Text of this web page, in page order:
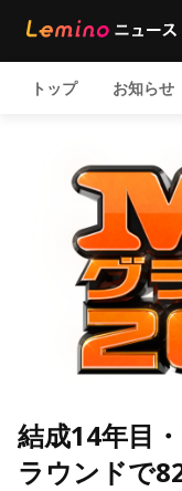
トップ お知らせ
結成14年目
ラウンドで